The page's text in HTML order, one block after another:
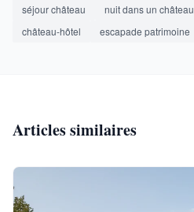
séjour château nuit dans un château
château-hôtel
escapade patrimoine
Articles similaires